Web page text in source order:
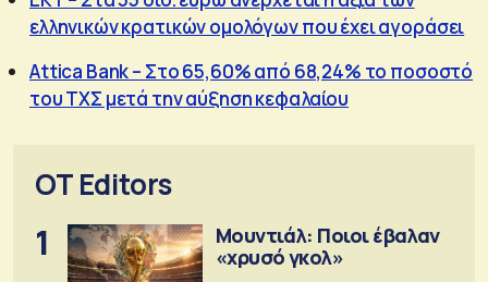
ελληνικών κρατικών ομολόγων που έχει αγοράσει
Attica Bank – Στο 65,60% από 68,24% το ποσοστό
του ΤΧΣ μετά την αύξηση κεφαλαίου
OT Editors
1
Μουντιάλ: Ποιοι έβαλαν
«χρυσό γκολ»